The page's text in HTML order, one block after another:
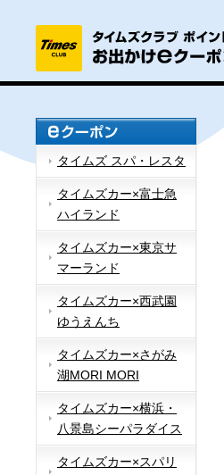
タイムズ スパ・レスタ
タイムズカー×富士急
ハイランド
タイムズカー×東京サ
マーランド
タイムズカー×西武園
ゆうえんち
タイムズカー×さがみ
湖MORI MORI
タイムズカー×横浜・
八景島シーパラダイス
タイムズカー×スパリ